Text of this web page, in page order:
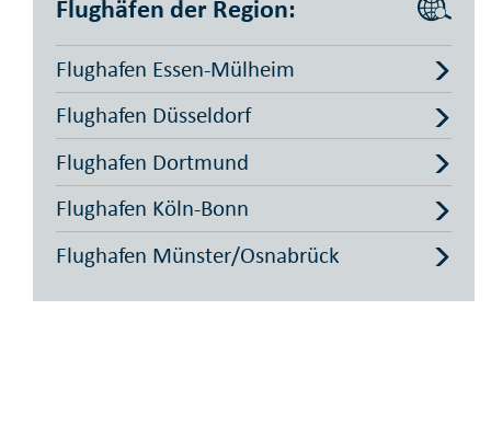
Flughäfen der Region:
Flughafen Essen-Mülheim
Flughafen Düsseldorf
Flughafen Dortmund
Flughafen Köln-Bonn
Flughafen Münster/Osnabrück